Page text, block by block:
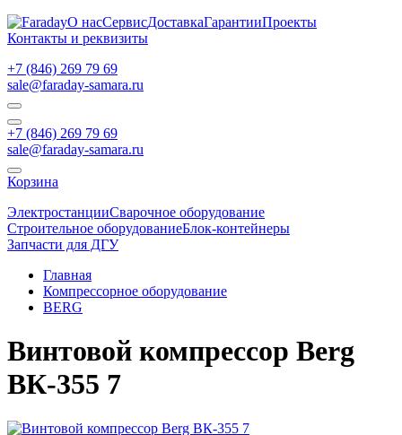
О насСервисДоставкаГарантииПроекты
Контакты и реквизиты
+7 (846) 269 79 69
sale@faraday-samara.ru
+7 (846) 269 79 69
sale@faraday-samara.ru
Корзина
ЭлектростанцииСварочное оборудование
Строительное оборудованиеБлок-контейнеры
Запчасти для ДГУ
Главная
Компрессорное оборудование
BERG
Винтовой компрессор Berg
ВК-355 7